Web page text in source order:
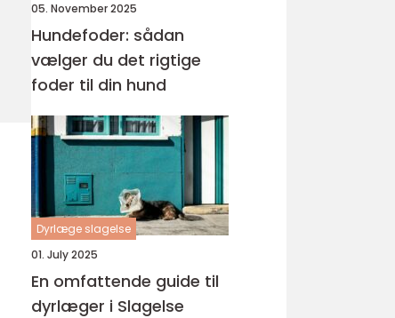
05. November 2025
Hundefoder: sådan
vælger du det rigtige
foder til din hund
Dyrlæge slagelse
01. July 2025
En omfattende guide til
dyrlæger i Slagelse